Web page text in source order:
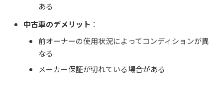
ある
中古車のデメリット ：
前オーナーの使用状況によってコンディションが異
なる
メーカー保証が切れている場合がある